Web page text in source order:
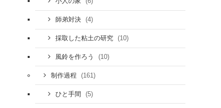
師弟対決 (4)
採取した粘土の研究 (10)
風鈴を作ろう (10)
制作過程 (161)
ひと手間 (5)